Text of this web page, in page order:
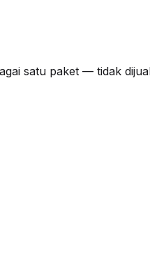
satu paket — tidak